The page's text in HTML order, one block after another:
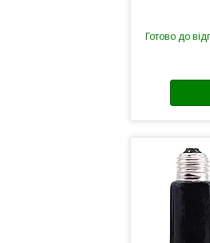
Готово до